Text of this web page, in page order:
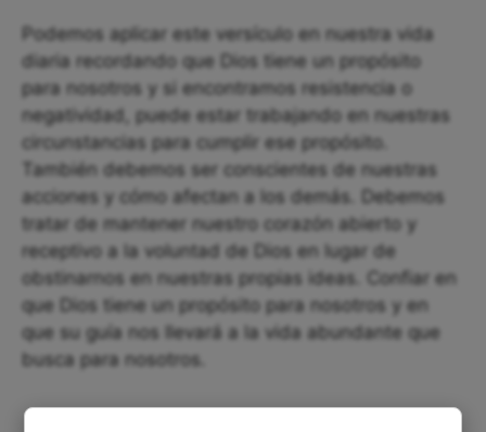
Podemos aplicar este versículo en nuestra vida
diaria recordando que Dios tiene un propósito
para nosotros y si encontramos resistencia o
negatividad, puede estar trabajando en nuestras
circunstancias para cumplir ese propósito.
También debemos ser conscientes de nuestras
acciones y cómo afectan a los demás. Debemos
tratar de mantener nuestro corazón abierto y
receptivo a la voluntad de Dios en lugar de
obstinarnos en nuestras propias ideas. Confiar en
que Dios tiene un propósito para nosotros y en
que su guía nos llevará a la vida abundante que
busca para nosotros.